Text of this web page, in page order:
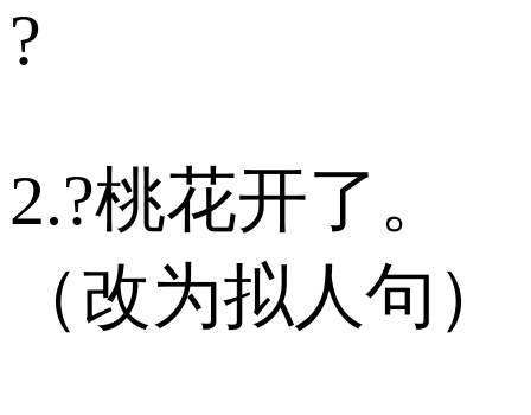
?
2.?桃花开了。
（改为拟人句）